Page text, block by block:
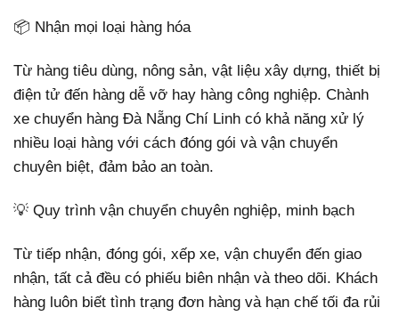
📦 Nhận mọi loại hàng hóa
Từ hàng tiêu dùng, nông sản, vật liệu xây dựng, thiết bị
điện tử đến hàng dễ vỡ hay hàng công nghiệp. Chành
xe chuyển hàng Đà Nẵng Chí Linh có khả năng xử lý
nhiều loại hàng với cách đóng gói và vận chuyển
chuyên biệt, đảm bảo an toàn.
💡 Quy trình vận chuyển chuyên nghiệp, minh bạch
Từ tiếp nhận, đóng gói, xếp xe, vận chuyển đến giao
nhận, tất cả đều có phiếu biên nhận và theo dõi. Khách
hàng luôn biết tình trạng đơn hàng và hạn chế tối đa rủi